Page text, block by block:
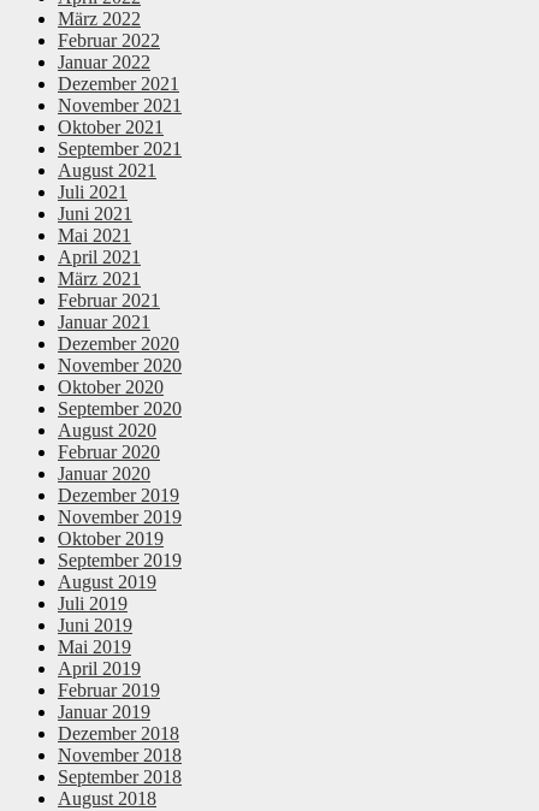
März 2022
Februar 2022
Januar 2022
Dezember 2021
November 2021
Oktober 2021
September 2021
August 2021
Juli 2021
Juni 2021
Mai 2021
April 2021
März 2021
Februar 2021
Januar 2021
Dezember 2020
November 2020
Oktober 2020
September 2020
August 2020
Februar 2020
Januar 2020
Dezember 2019
November 2019
Oktober 2019
September 2019
August 2019
Juli 2019
Juni 2019
Mai 2019
April 2019
Februar 2019
Januar 2019
Dezember 2018
November 2018
September 2018
August 2018